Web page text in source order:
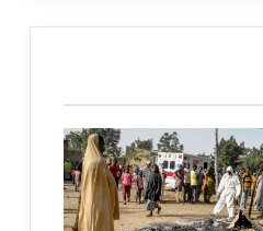
خانواده‌های دارای روابط